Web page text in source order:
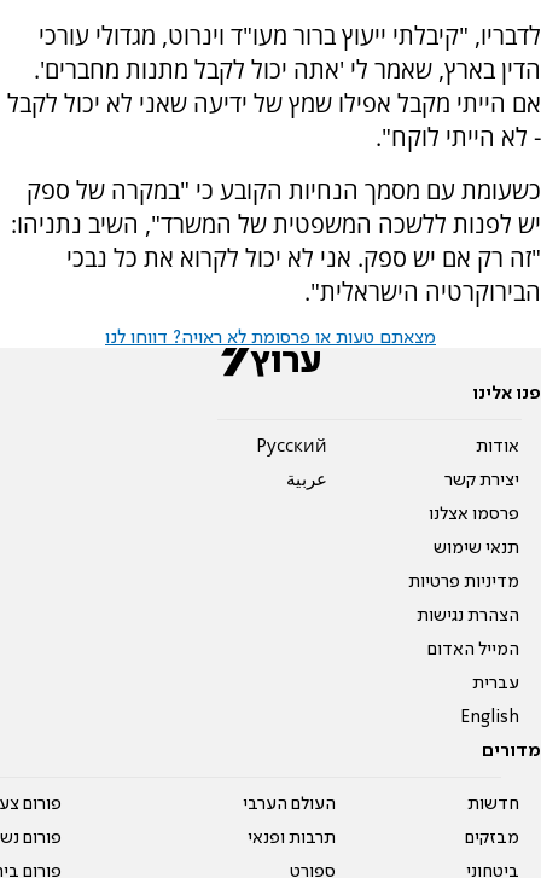
לדבריו, "קיבלתי ייעוץ ברור מעו"ד וינרוט, מגדולי עורכי
הדין בארץ, שאמר לי 'אתה יכול לקבל מתנות מחברים'.
אם הייתי מקבל אפילו שמץ של ידיעה שאני לא יכול לקבל
- לא הייתי לוקח".
כשעומת עם מסמך הנחיות הקובע כי "במקרה של ספק
יש לפנות ללשכה המשפטית של המשרד", השיב נתניהו:
"זה רק אם יש ספק. אני לא יכול לקרוא את כל נבכי
הבירוקרטיה הישראלית".
מצאתם טעות או פרסומת לא ראויה? דווחו לנו
פנו אלינו
אודות
יצירת קשר
פרסמו אצלנו
תנאי שימוש
מדיניות פרטיות
הצהרת נגישות
המייל האדום
עברית
English
Pусский
عربية
מדורים
חדשות
מבזקים
ביטחוני
העולם הערבי
תרבות ופנאי
ספורט
פורום
פורום
פורום